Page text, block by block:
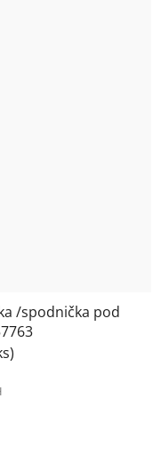
/spodnička pod